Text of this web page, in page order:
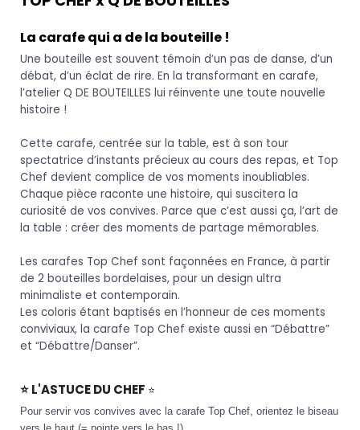
La carafe qui a de la bouteille !
Une bouteille est souvent témoin d’un pas de danse, d’un
débat, d’un éclat de rire. En la transformant en carafe,
l’atelier Q DE BOUTEILLES lui réinvente une toute nouvelle
histoire !
Cette carafe, centrée sur la table, est à son tour
spectatrice d’instants précieux au cours des repas, et Top
Chef devient complice de vos moments inoubliables.
Chaque pièce raconte une histoire, qui suscitera la
curiosité de vos convives. Parce que c’est aussi ça, l’art de
la table : créer des moments de partage mémorables.
Les carafes Top Chef sont façonnées en France, à partir
de 2 bouteilles bordelaises, pour un design ultra
minimaliste et contemporain.
Les coloris étant baptisés en l’honneur de ces moments
conviviaux, la carafe Top Chef existe aussi en “Débattre”
et “Débattre/Danser”.
⭐ L'ASTUCE DU CHEF ⭐
Pour servir vos convives avec la carafe Top Chef, orientez le biseau